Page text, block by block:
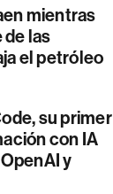
mientras
las
el petróleo
su primer
con IA
y